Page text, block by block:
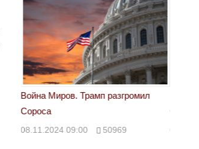
Война Миров. Трамп разгромил
Сороса
08.11.2024 09:00 50969